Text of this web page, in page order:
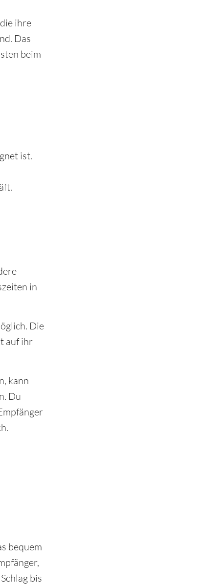
ihre
Das
beim
ist.
in
Die
auf ihr
kann
Du
bequem
bis